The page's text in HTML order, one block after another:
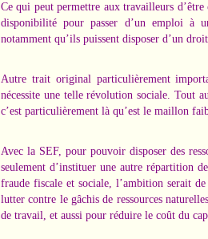
Ce qui peut permettre aux travailleurs
disponibilité pour passer d’un emploi à
notamment qu’ils puissent disposer d’un
Autre trait original particulièrement
nécessite une telle révolution sociale. Tout
c’est particulièrement là qu’est le maillon
Avec la SEF, pour pouvoir disposer des
seulement d’instituer une autre répartition
fraude fiscale et sociale, l’ambition serait
lutter contre le gâchis de ressources
de travail, et aussi pour réduire le coût du